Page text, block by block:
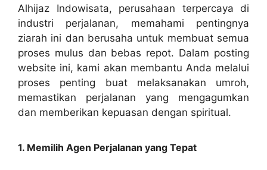
Alhijaz Indowisata, perusahaan terpercaya di
industri perjalanan, memahami pentingnya
ziarah ini dan berusaha untuk membuat semua
proses mulus dan bebas repot. Dalam posting
website ini, kami akan membantu Anda melalui
proses penting buat melaksanakan umroh,
memastikan perjalanan yang mengagumkan
dan memberikan kepuasan dengan spiritual.
1. Memilih Agen Perjalanan yang Tepat